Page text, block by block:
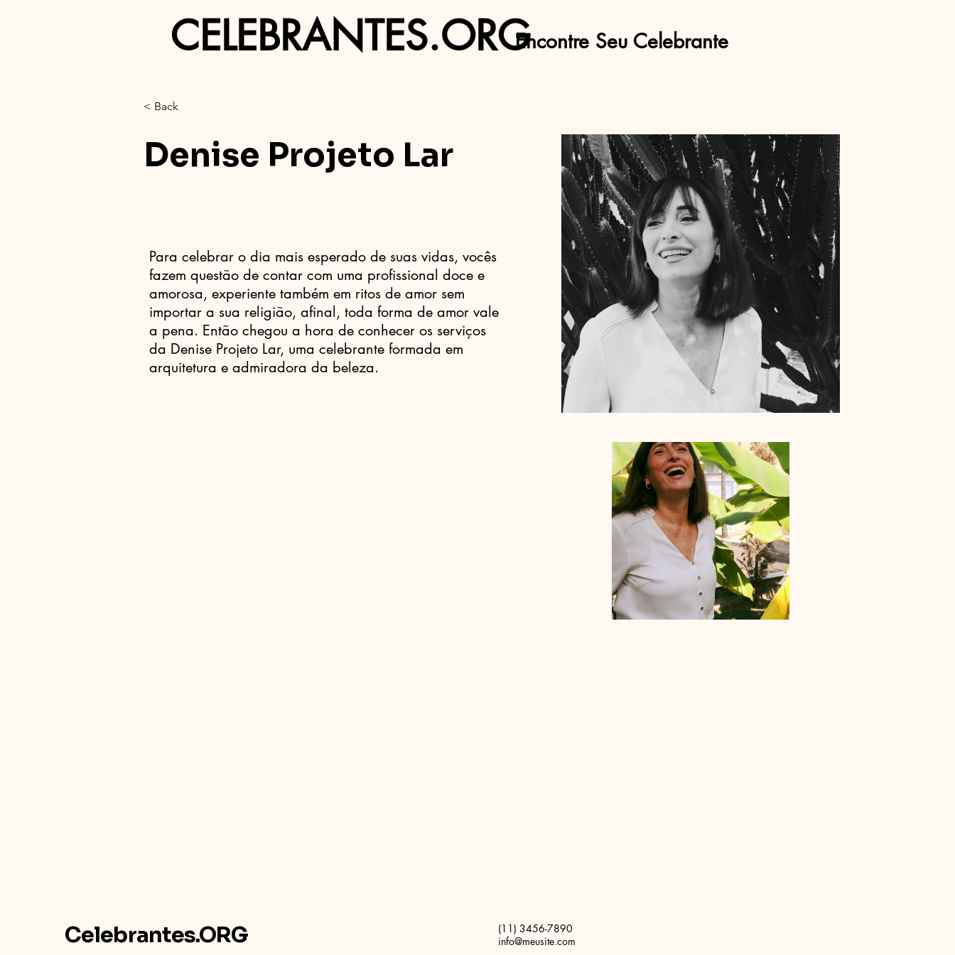
CELEBRANTES.ORGEncontre Seu Celebrante
< Back
Denise Projeto Lar
Para celebrar o dia mais esperado de suas vidas, vocês
fazem questão de contar com uma profissional doce e
amorosa, experiente também em ritos de amor sem
importar a sua religião, afinal, toda forma de amor vale
a pena. Então chegou a hora de conhecer os serviços
da Denise Projeto Lar, uma celebrante formada em
arquitetura e admiradora da beleza.
Celebrantes.ORG
(11) 3456-7890
info@meusite.com